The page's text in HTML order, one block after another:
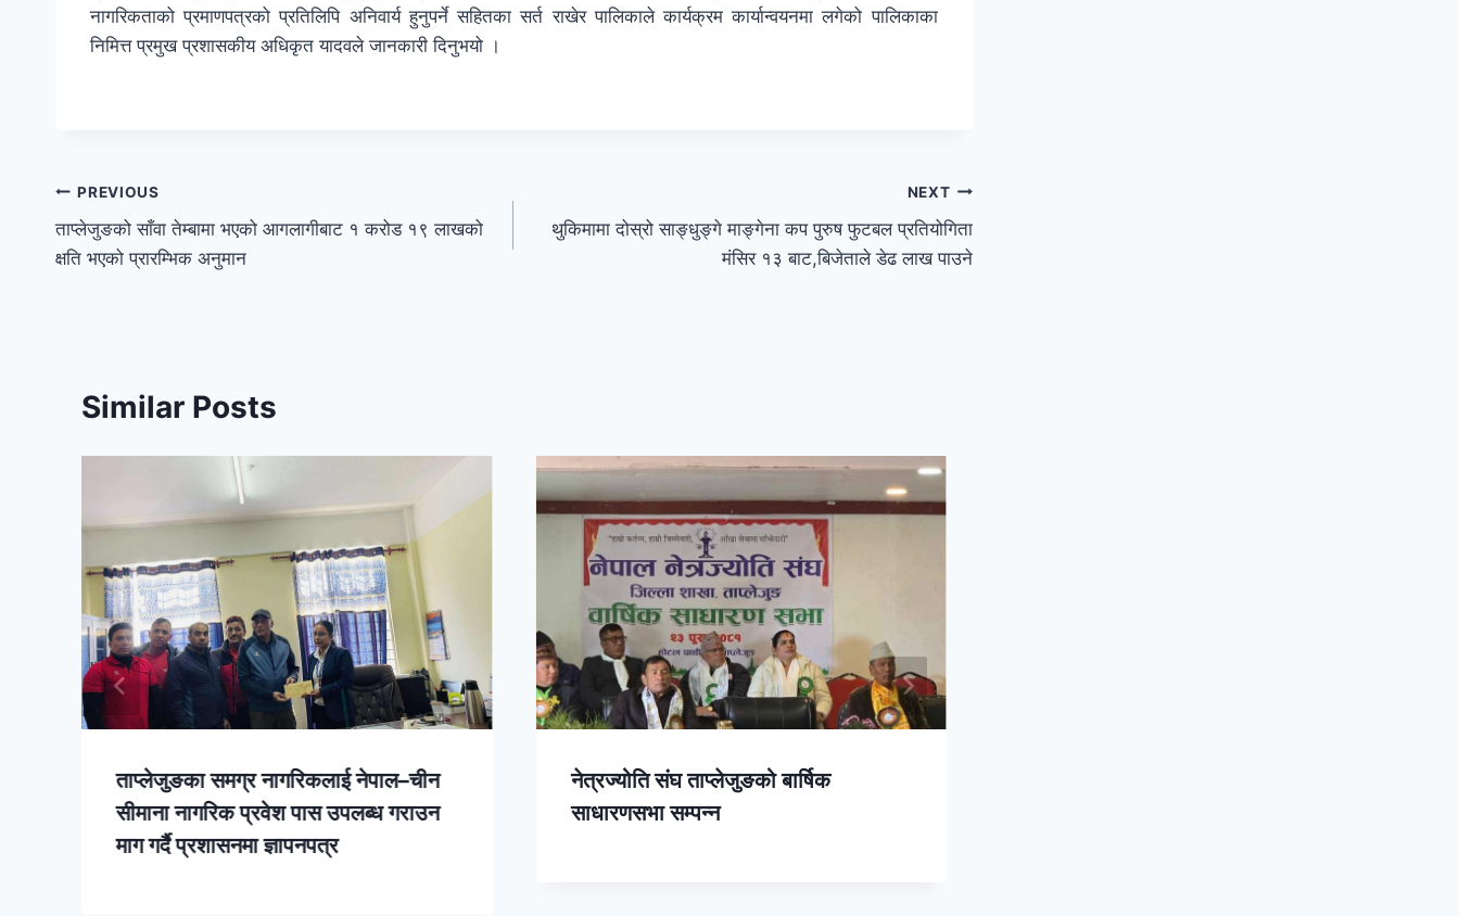
नागरिकताको प्रमाणपत्रको प्रतिलिपि अनिवार्य हुनुपर्ने सहितका सर्त राखेर पालिकाले कार्यक्रम कार्यान्वयनमा लगेको पालिकाका
निमित्त प्रमुख प्रशासकीय अधिकृत यादवले जानकारी दिनुभयो ।
PREVIOUS
ताप्लेजुङको साँवा तेम्बामा भएको आगलागीबाट १ करोड १९ लाखको
क्षति भएको प्रारम्भिक अनुमान
NEXT
थुकिमामा दोस्रो साङ्धुङ्गे माङ्गेना कप पुरुष फुटबल प्रतियोगिता
मंसिर १३ बाट,बिजेताले डेढ लाख पाउने
Similar Posts
ताप्लेजुङका समग्र नागरिकलाई नेपाल–चीन
सीमाना नागरिक प्रवेश पास उपलब्ध गराउन
माग गर्दै प्रशासनमा ज्ञापनपत्र
नेत्रज्योति संघ ताप्लेजुङको बार्षिक
साधारणसभा सम्पन्न